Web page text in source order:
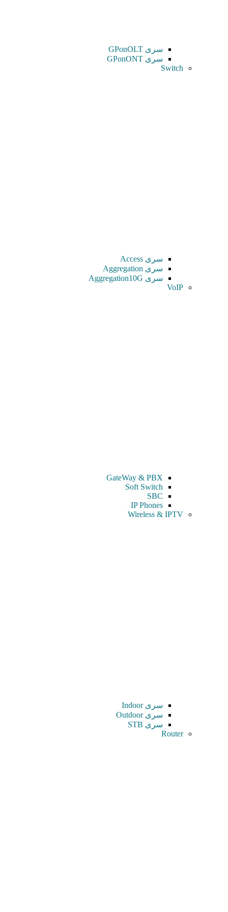
سری GPonOLT
سری GPonONT
Switch
سری Access
سری Aggregation
سری Aggregation10G
VoIP
GateWay & PBX
Soft Switch
SBC
IP Phones
Wireless & IPTV
سری Indoor
سری Outdoor
سری STB
Router